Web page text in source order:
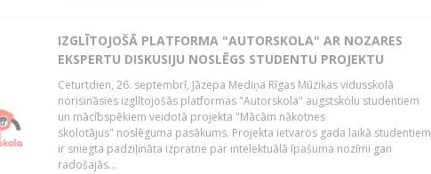
IZGLĪTOJOŠĀ PLATFORMA "AUTORSKOLA" AR NOZARES
EKSPERTU DISKUSIJU NOSLĒGS STUDENTU PROJEKTU
Ceturtdien, 26. septembrī, Jāzepa Mediņa Rīgas Mūzikas vidusskolā
norisināsies izglītojošās platformas "Autorskola" augstskolu studentiem
un mācībspēkiem veidotā projekta "Mācām nākotnes
skolotājus" noslēguma pasākums. Projekta ietvaros gada laikā studentiem
ir sniegta padziļināta izpratne par intelektuālā īpašuma nozīmi gan
radošajās...